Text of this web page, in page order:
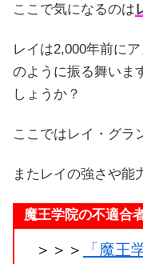
ここで気になるのは
レイは2,000年前に
のように振る舞いま
しょうか？
ここではレイ・グラ
またレイの強さや能
魔王学院の不適合
＞＞＞
「魔王